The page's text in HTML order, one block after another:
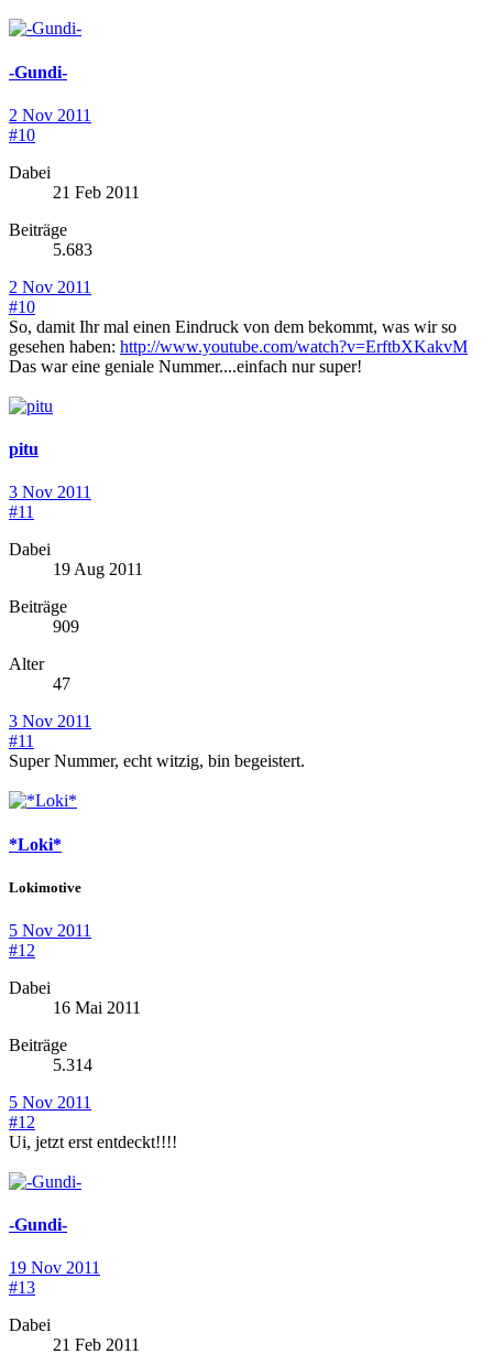
-Gundi-
2 Nov 2011
#10
Dabei
21 Feb 2011
Beiträge
5.683
2 Nov 2011
#10
So, damit Ihr mal einen Eindruck von dem bekommt, was wir so
gesehen haben: http://www.youtube.com/watch?v=ErftbXKakvM
Das war eine geniale Nummer....einfach nur super!
pitu
3 Nov 2011
#11
Dabei
19 Aug 2011
Beiträge
909
Alter
47
3 Nov 2011
#11
Super Nummer, echt witzig, bin begeistert.
*Loki*
Lokimotive
5 Nov 2011
#12
Dabei
16 Mai 2011
Beiträge
5.314
5 Nov 2011
#12
Ui, jetzt erst entdeckt!!!!
-Gundi-
19 Nov 2011
#13
Dabei
21 Feb 2011